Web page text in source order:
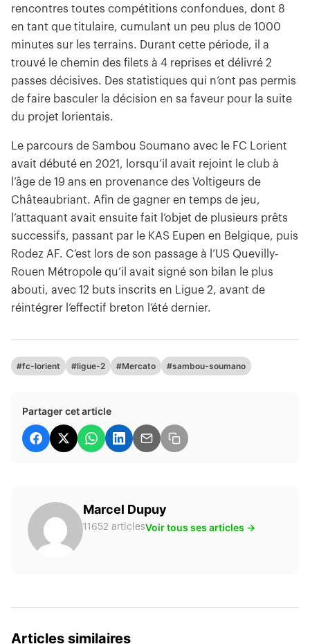
rencontres toutes compétitions confondues, dont 8
en tant que titulaire, cumulant un peu plus de 1000
minutes sur les terrains. Durant cette période, il a
trouvé le chemin des filets à 4 reprises et délivré 2
passes décisives. Des statistiques qui n’ont pas permis
de faire basculer la décision en sa faveur pour la suite
du projet lorientais.
Le parcours de Sambou Soumano avec le FC Lorient
avait débuté en 2021, lorsqu’il avait rejoint le club à
l’âge de 19 ans en provenance des Voltigeurs de
Châteaubriant. Afin de gagner en temps de jeu,
l’attaquant avait ensuite fait l’objet de plusieurs prêts
successifs, passant par le KAS Eupen en Belgique, puis
Rodez AF. C’est lors de son passage à l’US Quevilly-
Rouen Métropole qu’il avait signé son bilan le plus
abouti, avec 12 buts inscrits en Ligue 2, avant de
réintégrer l’effectif breton l’été dernier.
#fc-lorient #ligue-2 #Mercato #sambou-soumano
Partager cet article
Marcel Dupuy
11652 articlesVoir tous ses articles →
Articles similaires